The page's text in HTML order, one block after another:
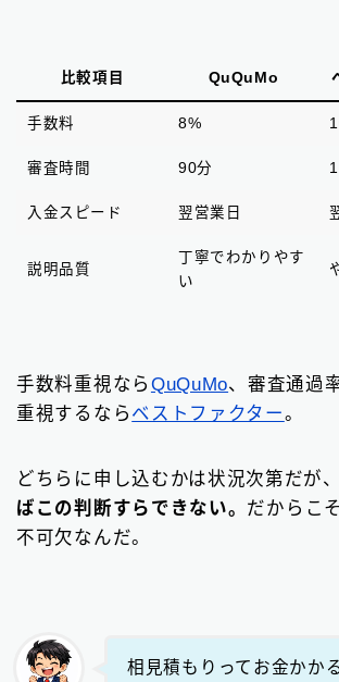
比較項目 QuQuMo
手数料 8%
審査時間 90分
入金スピード 翌営業日
説明品質
丁寧でわかりやす
い
手数料重視なら QuQuMo、審査通過
重視するなら ベストファクター。
どちらに申し込むかは状況次第だが、
ばこの判断すらできない。 だからこ
不可欠なんだ。
相見積もりってお金かか